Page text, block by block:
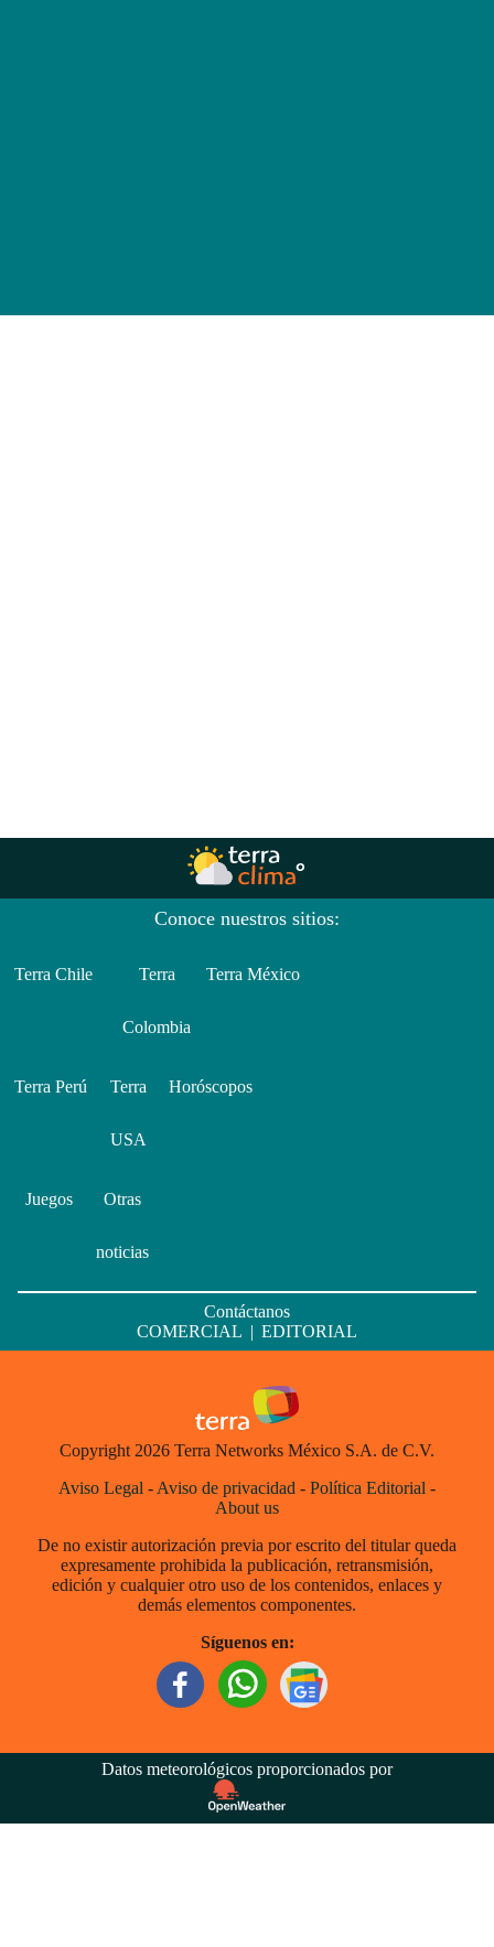
Conoce nuestros sitios:
Terra Chile Terra
Colombia
Terra México
Terra Perú Terra
USA
Horóscopos
Juegos Otras
noticias
Contáctanos
COMERCIAL | EDITORIAL
Copyright 2026 Terra Networks México S.A. de C.V.
Aviso Legal - Aviso de privacidad - Política Editorial -
About us
De no existir autorización previa por escrito del titular queda
expresamente prohibida la publicación, retransmisión,
edición y cualquier otro uso de los contenidos, enlaces y
demás elementos componentes.
Síguenos en:
Datos meteorológicos proporcionados por